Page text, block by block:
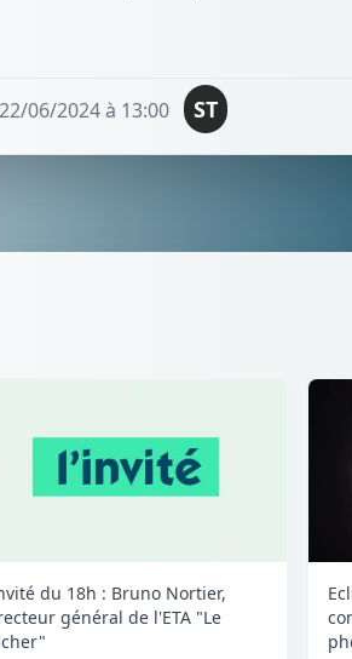
06/2024 à 13:00 ST
du 18h : Bruno Nortier,
général de l'ETA "Le